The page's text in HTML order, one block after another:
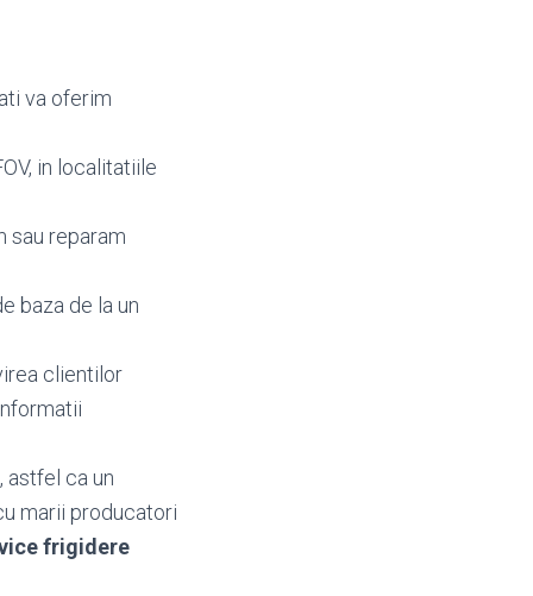
va oferim
in localitatiile
sau reparam
baza de la un
clientilor
ca un
marii producatori
frigidere